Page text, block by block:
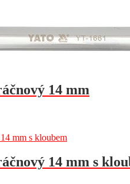
14 mm
14 mm s